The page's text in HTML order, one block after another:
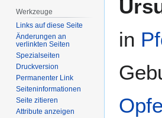
Navigation
Suche
in
Werkzeuge
Links auf diese Seite
Änderungen an
verlinkten Seiten
Spezialseiten
Druckversion
Permanenter Link
Seiten­­informationen
Seite zitieren
Attribute anzeigen